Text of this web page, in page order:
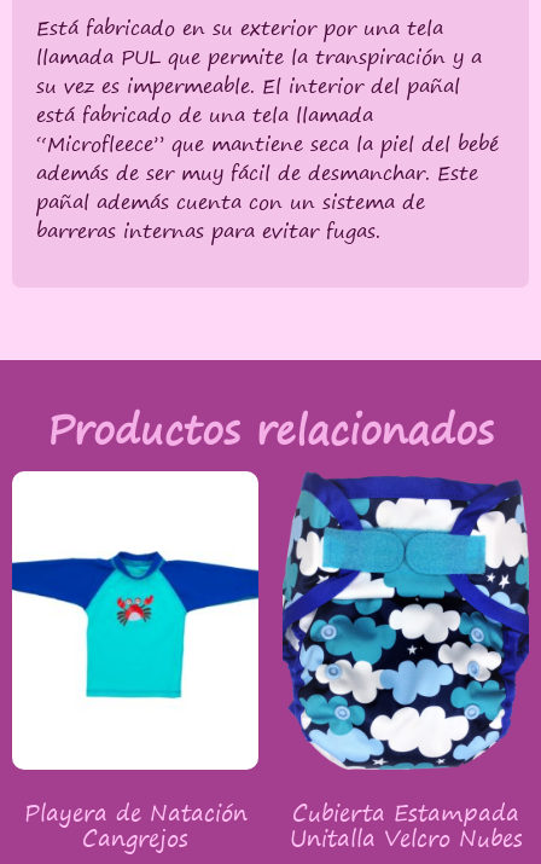
Está fabricado en su exterior por una tela
llamada PUL que permite la transpiración y a
su vez es impermeable. El interior del pañal
está fabricado de una tela llamada
“Microfleece” que mantiene seca la piel del bebé
además de ser muy fácil de desmanchar. Este
pañal además cuenta con un sistema de
barreras internas para evitar fugas.
Productos relacionados
Playera de Natación
Cangrejos
Cubierta Estampada
Unitalla Velcro Nubes